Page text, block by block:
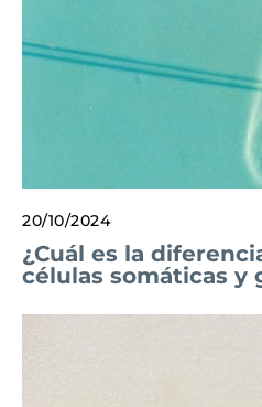
20/10/2024
¿Cuál es la
células somáticas y